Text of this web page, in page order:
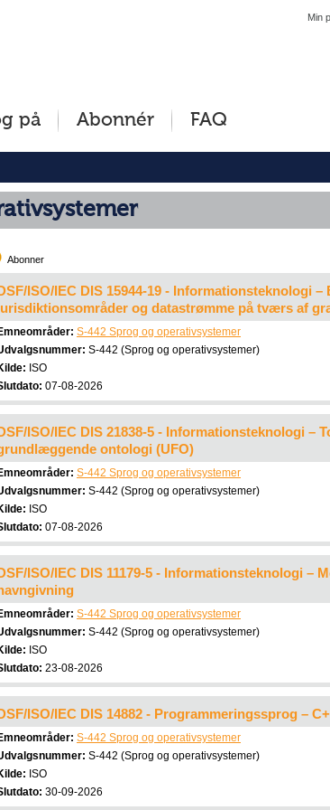
Min
på Abonnér FAQ
Abonner
ISO/IEC DIS 15944-19 - Informationsteknologi
og datastrømme på tværs af
S-442 Sprog og operativsystemer
S-442 (Sprog og operativsystemer)
ISO
07-08-2026
ISO/IEC DIS 21838-5 - Informationsteknologi –
ontologi (UFO)
S-442 Sprog og operativsystemer
S-442 (Sprog og operativsystemer)
ISO
07-08-2026
ISO/IEC DIS 11179-5 - Informationsteknologi –
S-442 Sprog og operativsystemer
S-442 (Sprog og operativsystemer)
ISO
23-08-2026
ISO/IEC DIS 14882 - Programmeringssprog –
S-442 Sprog og operativsystemer
S-442 (Sprog og operativsystemer)
ISO
30-09-2026